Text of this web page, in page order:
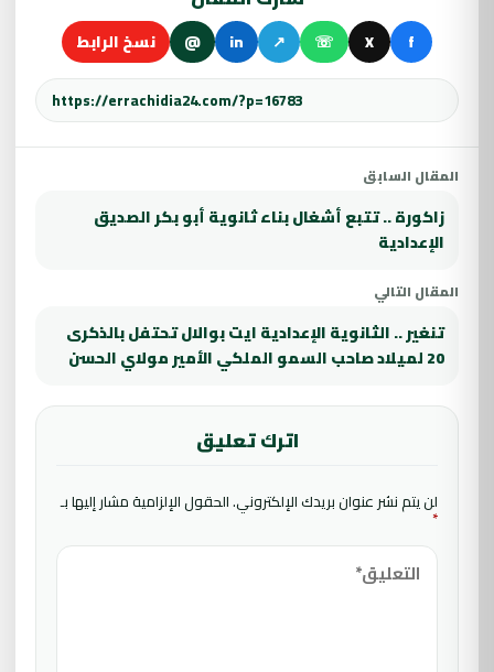
f
X
☏
↗
in
@ نسخ الرابط
المقال السابق
زاكورة .. تتبع أشغال بناء ثانوية أبو بكر الصديق
الإعدادية
المقال التالي
تنغير .. الثانوية الإعدادية ايت بوالال تحتفل بالذكرى
20 لميلاد صاحب السمو الملكي الأمير مولاي الحسن
اترك تعليق
لن يتم نشر عنوان بريدك الإلكتروني.الحقول الإلزامية مشار إليها بـ
*